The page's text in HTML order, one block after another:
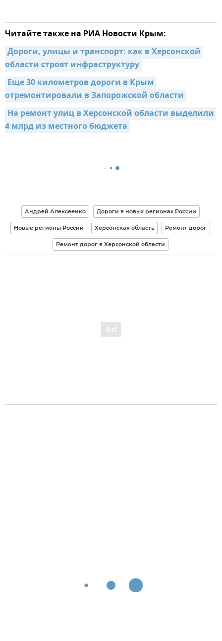
Читайте также на РИА Новости Крым:
Дороги, улицы и транспорт: как в Херсонской
области строят инфраструктуру
Еще 30 километров дороги в Крым
отремонтировали в Запорожской области
На ремонт улиц в Херсонской области выделили
4 млрд из местного бюджета
Андрей Алексеенко Дороги в новых регионах России
Новые регионы России Херсонская область Ремонт дорог
Ремонт дорог в Херсонской области